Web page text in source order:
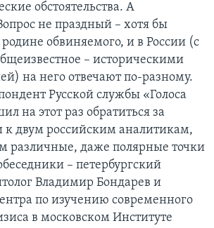
обстоятельства. А
не праздный – хотя бы
обвиняемого, и в России (с
– историческими
на него отвечают по-разному.
Русской службы «Голоса
на этот раз обратиться за
двум российским аналитикам,
различные, даже полярные точки
– петербургский
Владимир Бондарев и
по изучению современного
в московском Институте